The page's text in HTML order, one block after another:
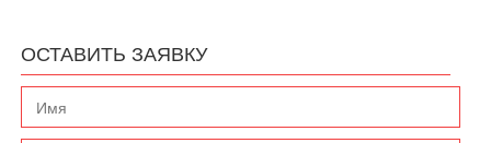
ОСТАВИТЬ ЗАЯВКУ